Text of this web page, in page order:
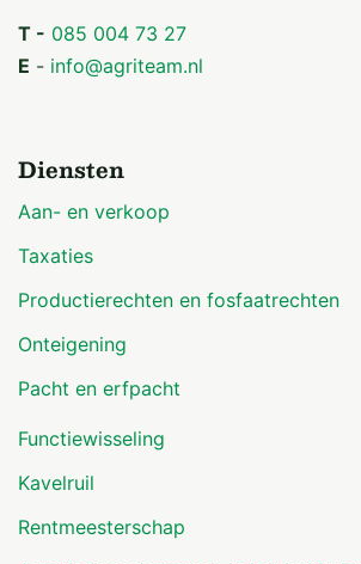
T - 085 004 73 27
E - info@agriteam.nl
Diensten
Aan- en verkoop
Taxaties
Productierechten en fosfaatrechten
Onteigening
Pacht en erfpacht
Functiewisseling
Kavelruil
Rentmeesterschap